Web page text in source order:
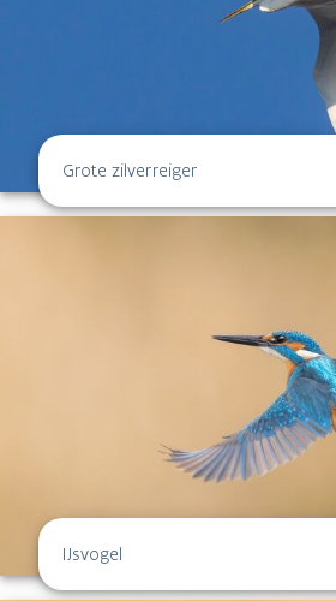
Grote zilverreiger
IJsvogel